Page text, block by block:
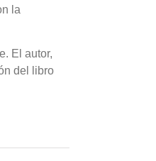
la
El autor,
del libro